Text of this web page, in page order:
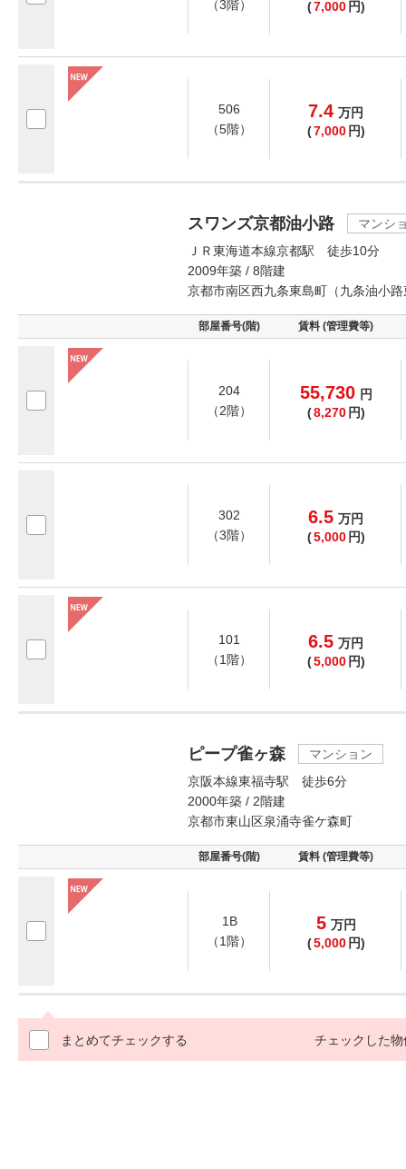
（3階） (7,000 円)
506
（5階）
7.4 万円
(7,000 円)
スワンズ京都油小路
マンシ
ＪＲ東海道本線京都駅 徒歩10分
2009年築 / 8階建
京都市南区西九条東島町（九条油小
部屋番号(階) 賃料 (管理費等)
204
（2階）
55,730 円
(8,270 円)
302
（3階）
6.5 万円
(5,000 円)
101
（1階）
6.5 万円
(5,000 円)
ピープ雀ヶ森
マンション
京阪本線東福寺駅 徒歩6分
2000年築 / 2階建
京都市東山区泉涌寺雀ケ森町
部屋番号(階) 賃料 (管理費等)
1B
（1階）
5 万円
(5,000 円)
まとめてチェックする チェックした物